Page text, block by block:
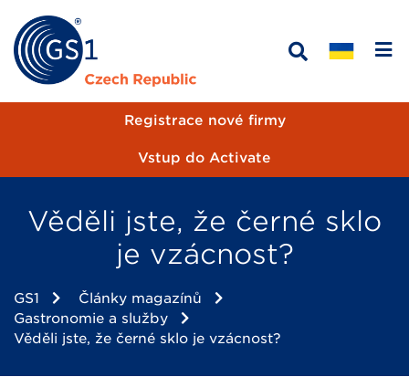
Registrace nové firmy
Vstup do Activate
Věděli jste, že černé sklo
je vzácnost?
GS1
Články magazínů
Gastronomie a služby
Věděli jste, že černé sklo je vzácnost?